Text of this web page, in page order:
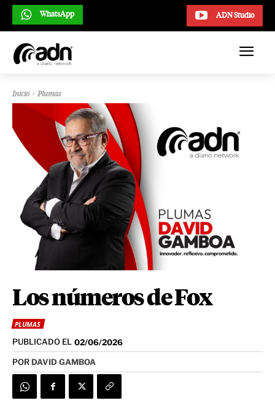
ADN Studio
WhatsApp
Inicio Plumas
Los números de Fox
PLUMAS
PUBLICADO EL 02/06/2026
POR DAVID GAMBOA